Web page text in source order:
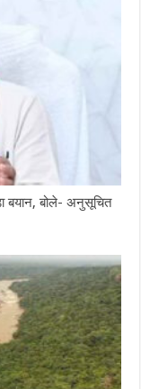
बयान, बोले- अनुसूचित